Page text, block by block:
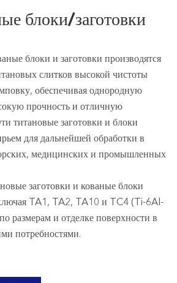
блоки/заготовки
блоки и заготовки производятся
слитков высокой чистоты
обеспечивая однородную
прочность и отличную
титановые заготовки и блоки
для дальнейшей обработки в
медицинских и промышленных
заготовки и кованые блоки
TA1, TA2, TA10 и TC4 (Ti-6Al-
размерам и отделке поверхности в
потребностями.